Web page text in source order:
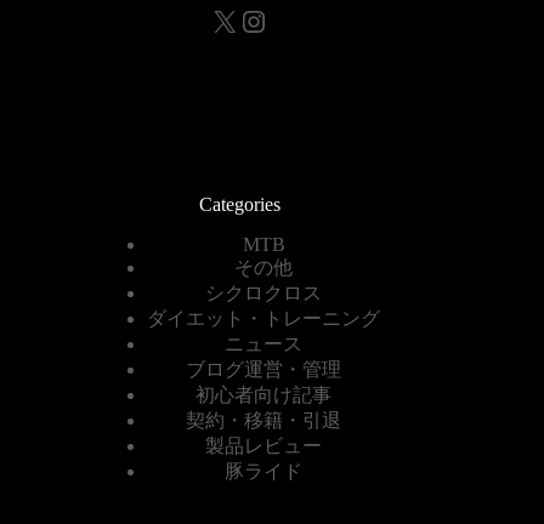
X Instagram
Categories
MTB
その他
シクロクロス
ダイエット・トレーニング
ニュース
ブログ運営・管理
初心者向け記事
契約・移籍・引退
製品レビュー
豚ライド